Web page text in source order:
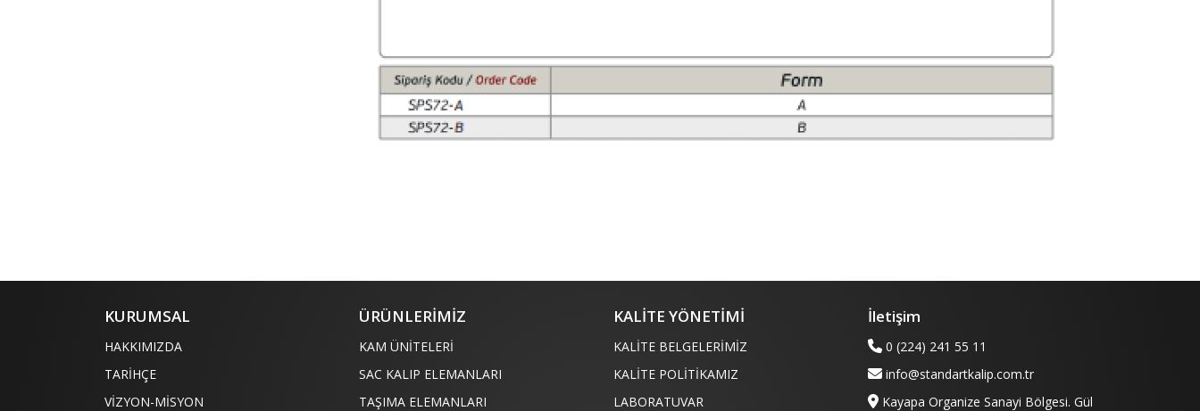
KURUMSAL
HAKKIMIZDA
TARİHÇE
VİZYON-MİSYON
ÜRÜNLERİMİZ
KAM ÜNİTELERİ
SAC KALIP ELEMANLARI
TAŞIMA ELEMANLARI
KALİTE YÖNETİMİ
KALİTE BELGELERİMİZ
KALİTE POLİTİKAMIZ
LABORATUVAR
İletişim
0 (224) 241 55 11
info@standartkalip.com.tr
Kayapa Organize Sanayi Bölgesi. Gül